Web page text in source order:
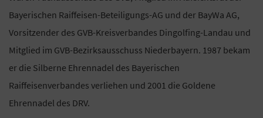
Bayerischen Raiffeisen-Beteiligungs-AG und der BayWa AG,
Vorsitzender des GVB-Kreisverbandes Dingolfing-Landau und
Mitglied im GVB-Bezirksausschuss Niederbayern. 1987 bekam
er die Silberne Ehrennadel des Bayerischen
Raiffeisenverbandes verliehen und 2001 die Goldene
Ehrennadel des DRV.